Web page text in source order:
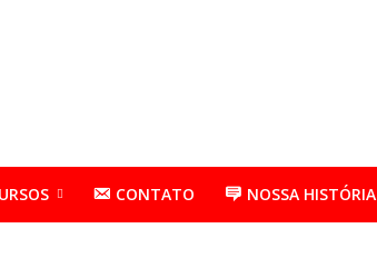
CONTATO NOSSA HISTÓRIA